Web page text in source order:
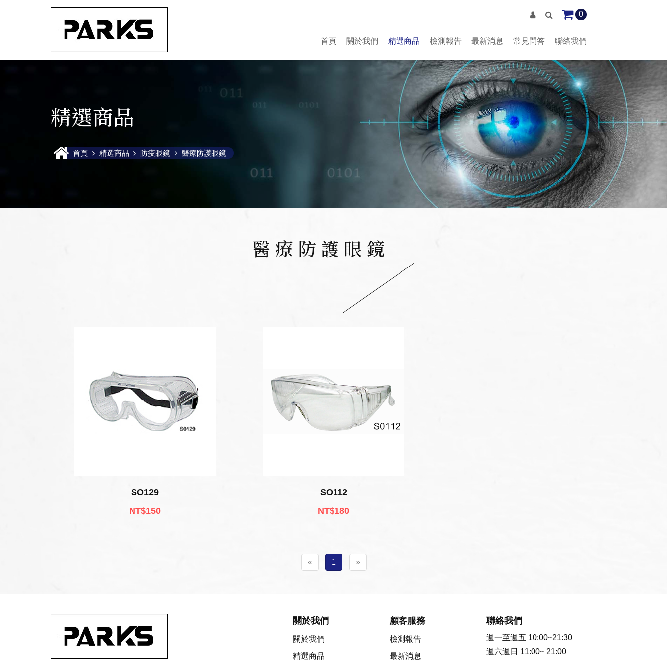
0
首頁 關於我們 精選商品 檢測報告 最新消息 常見問答 聯絡我們
精選商品
首頁 精選商品 防疫眼鏡 醫療防護眼鏡
醫療防護眼鏡
SO129
NT$150
SO112
NT$180
« 1 »
關於我們
關於我們
精選商品
顧客服務
檢測報告
最新消息
聯絡我們
週一至週五 10:00~21:30
週六週日 11:00~ 21:00